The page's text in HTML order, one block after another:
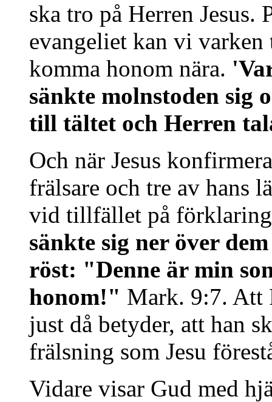
ska tro på Herren Jesus.
evangeliet kan vi varken
komma honom nära.
sänkte molnstoden sig
till tältet och Herren
Och när Jesus
frälsare och tre av hans
vid tillfället på
sänkte sig ner över
röst: "Denne är min
honom!" Mark. 9:7. Att
just då betyder, att han
frälsning som Jesu
Vidare visar Gud med